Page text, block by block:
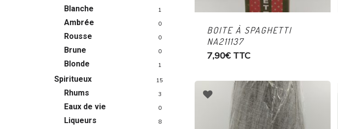
Blanche 1
Ambrée 0
Rousse 0
Brune 0
Blonde 1
Spiritueux 15
Rhums 3
Eaux de vie 0
Liqueurs 8
BOITE À SPAGHETTI
NA211137
7,90€ TTC